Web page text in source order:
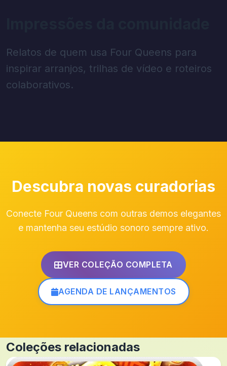
Relatos de quem usa Four Queens para
inspirar arranjos, trilhas de vídeo e roteiros
colaborativos.
Descubra novas curadorias
Conecte Four Queens com outras demos elegantes
e mantenha seu estúdio sonoro sempre ativo.
VER COLEÇÃO COMPLETA
AGENDA DE LANÇAMENTOS
Coleções relacionadas